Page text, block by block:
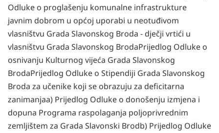
Odluke o proglašenju komunalne infrastrukture
javnim dobrom u općoj uporabi u neotuđivom
vlasništvu Grada Slavonskog Broda - dječji vrtići u
vlasništvu Grada Slavonskog BrodaPrijedlog Odluke o
osnivanju Kulturnog vijeća Grada Slavonskog
BrodaPrijedlog Odluke o Stipendiji Grada Slavonskog
Broda za učenike koji se obrazuju za deficitarna
zanimanjaa) Prijedlog Odluke o donošenju izmjena i
dopuna Programa raspolaganja poljoprivrednim
zemljištem za Grada Slavonski Brodb) Prijedlog Odluke